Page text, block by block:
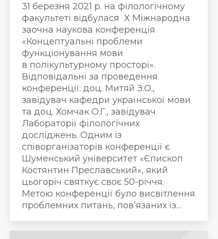
31 березня 2021 р. на філологічному
факультеті відбулася Х Міжнародна
заочна наукова конференція
«Концептуальні проблеми
функціонування мови
в полікультурному просторі».
Відповідальні за проведення
конференції: доц. Митяй З.О.,
завідувач кафедри української мови
та доц. Хомчак О.Г., завідувач
Лабораторії філологічних
досліджень. Одним із
співорганізаторів конференції є
Шуменський університет «Єпископ
Костянтин Преславський», який
цьогоріч святкує своє 50-річчя.
Метою конференції було висвітлення
проблемних питань, пов’язаних із…